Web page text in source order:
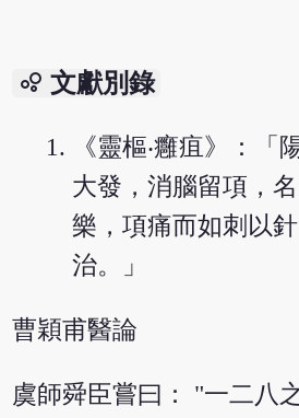
bubble_chart 文獻別錄
《靈樞‧癰疽》：「
大發，消腦留項，
樂，項痛而如刺以
治。」
曹穎甫醫論
虞師舜臣嘗曰： "一二八